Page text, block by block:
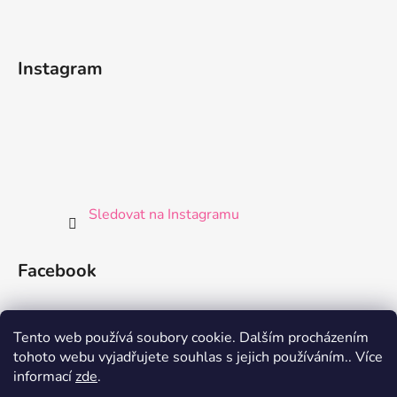
Tento web používá soubory cookie. Dalším procházením
tohoto webu vyjadřujete souhlas s jejich používáním.. Více
informacízde.
Instagram
Sledovat na Instagramu
Facebook